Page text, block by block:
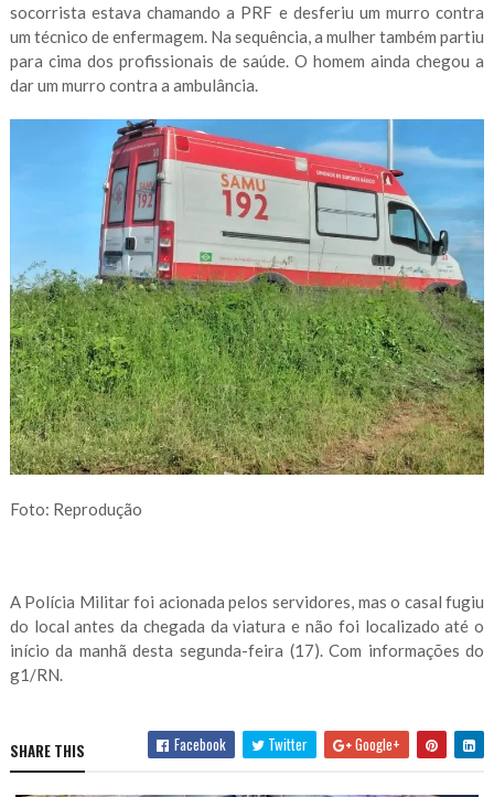
socorrista estava chamando a PRF e desferiu um murro contra
um técnico de enfermagem. Na sequência, a mulher também partiu
para cima dos profissionais de saúde. O homem ainda chegou a
dar um murro contra a ambulância.
Foto: Reprodução
A Polícia Militar foi acionada pelos servidores, mas o casal fugiu
do local antes da chegada da viatura e não foi localizado até o
início da manhã desta segunda-feira (17). Com informações do
g1/RN.
SHARE THIS Facebook Twitter Google+